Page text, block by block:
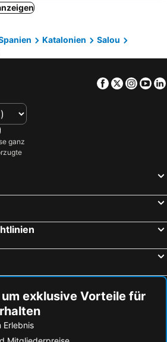
Katalonien
Salou
Facebook
Twitter
ganz
exklusive Vorteile für
Erlebnis